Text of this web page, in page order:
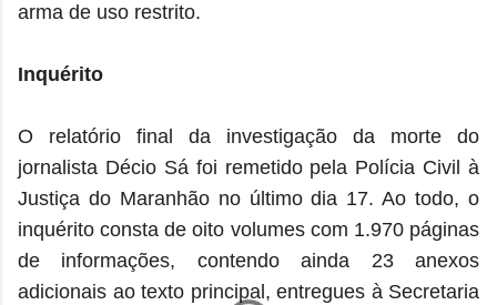
arma de uso restrito.
Inquérito
O relatório final da investigação da morte do
jornalista Décio Sá foi remetido pela Polícia Civil à
Justiça do Maranhão no último dia 17. Ao todo, o
inquérito consta de oito volumes com 1.970 páginas
de informações, contendo ainda 23 anexos
adicionais ao texto principal, entregues à Secretaria